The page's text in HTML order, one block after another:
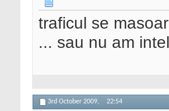
traficul se
... sau nu am
3rd October 2009, 22:54